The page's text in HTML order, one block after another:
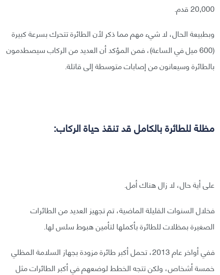
20,000 قدم.
وبطبيعة الحال، لا شيء مهم مما ذكر لأن الطائرة تتحرك بسرعة كبيرة
(600 ميل في الساعة)، فمن المؤكد أن العديد من الركاب سيصطدمون
بالطائرة وسيعانون من إصابات متوسطة إلى قاتلة.
مظلة للطائرة بالكامل قد تنقذ حياة الركاب:
على أية حال، لا زال هناك أمل.
فخلال السنوات القليلة الماضية، تم تجهيز العديد من الطائرات
الصغيرة بمظلات للطائرة بأكملها لتأمين هبوط سلس لها.
ففي أواخر عام 2013، تحمل أكبر طائرة مزودة بجهاز السلامة المظلي
خمسة أشخاص، ولكن تتجه الخطط لوضعهم في أكبر الطائرات مثل